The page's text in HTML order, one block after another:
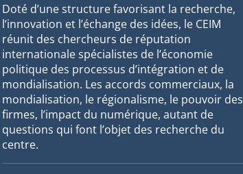
Doté d’une structure favorisant la recherche,
l’innovation et l’échange des idées, le CEIM
réunit des chercheurs de réputation
internationale spécialistes de l’économie
politique des processus d’intégration et de
mondialisation. Les accords commerciaux, la
mondialisation, le régionalisme, le pouvoir des
firmes, l’impact du numérique, autant de
questions qui font l’objet des recherche du
centre.